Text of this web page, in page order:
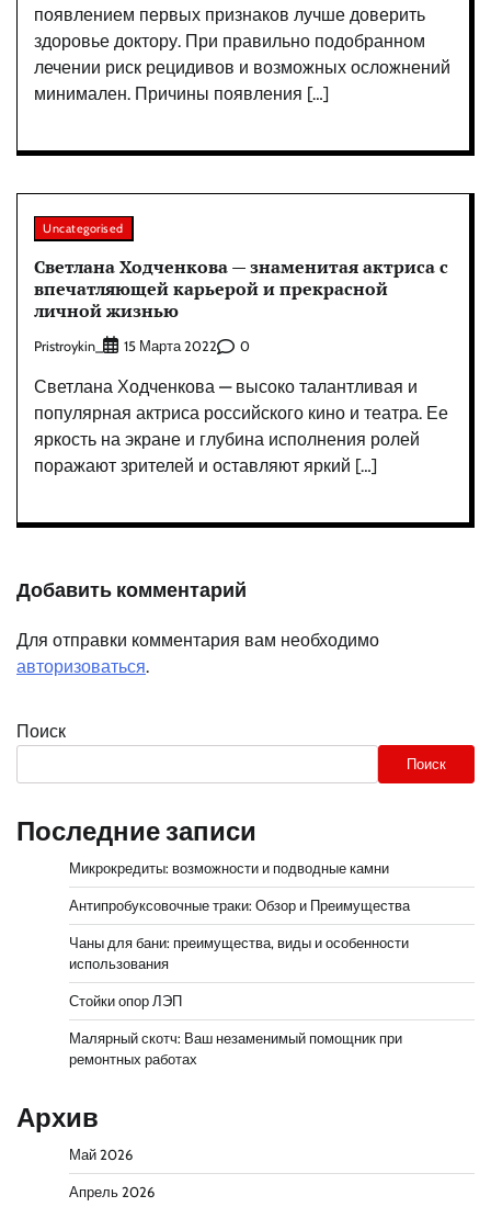
появлением первых признаков лучше доверить
здоровье доктору. При правильно подобранном
лечении риск рецидивов и возможных осложнений
минимален. Причины появления […]
Uncategorised
Светлана Ходченкова — знаменитая актриса с
впечатляющей карьерой и прекрасной
личной жизнью
Pristroykin_ 15 Марта 2022 0
Светлана Ходченкова — высоко талантливая и
популярная актриса российского кино и театра. Ее
яркость на экране и глубина исполнения ролей
поражают зрителей и оставляют яркий […]
Добавить комментарий
Для отправки комментария вам необходимо
авторизоваться.
Поиск
Поиск
Последние записи
Микрокредиты: возможности и подводные камни
Антипробуксовочные траки: Обзор и Преимущества
Чаны для бани: преимущества, виды и особенности
использования
Стойки опор ЛЭП
Малярный скотч: Ваш незаменимый помощник при
ремонтных работах
Архив
Май 2026
Апрель 2026